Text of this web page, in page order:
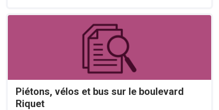
Piétons, vélos et bus sur le boulevard
Riquet